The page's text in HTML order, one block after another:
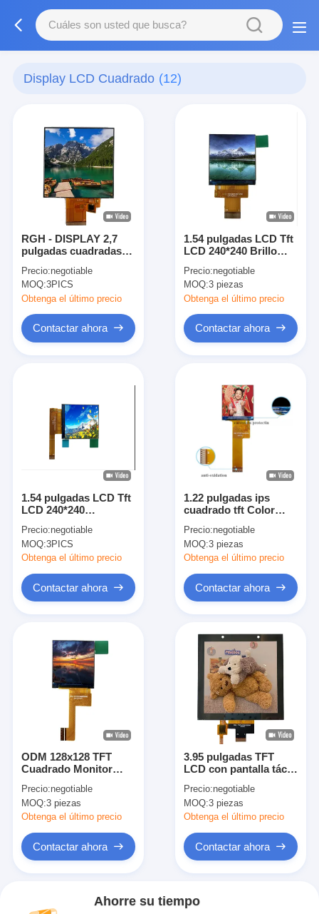
Display LCD Cuadrado (12)
RGH - DISPLAY 2,7
pulgadas cuadradas
personalizada con
ST7365P3-G5 IC de
conducción
Precio:negotiable
MOQ:3PICS
Obtenga el último precio
Contactar ahora
1.54 pulgadas LCD Tft
LCD 240*240 Brillo
LCD Display de uso
Precio:negotiable
MOQ:3 piezas
Obtenga el último precio
Contactar ahora
1.54 pulgadas LCD Tft
LCD 240*240
Display de uso
Precio:negotiable
MOQ:3PICS
Obtenga el último precio
Contactar ahora
1.22 pulgadas ips
cuadrado tft Color
módulo LCD se puede
tocar
Precio:negotiable
MOQ:3 piezas
Obtenga el último precio
Contactar ahora
ODM 128x128 TFT
Cuadrado Monitor
visualización de 1,3
pulgadas 700cd/m2
Precio:negotiable
MOQ:3 piezas
Obtenga el último precio
Contactar ahora
3.95 pulgadas TFT
LCD con pantalla táctil
Cd/M2 de brillo y -30C-
80C de temperatura de
funcionamiento
Precio:negotiable
MOQ:3 piezas
Obtenga el último precio
Contactar ahora
Ahorre su tiempo